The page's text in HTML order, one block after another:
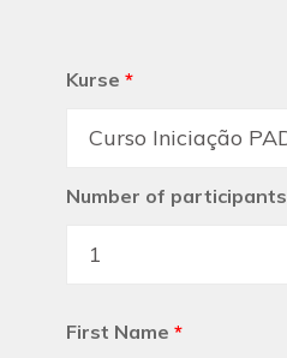
Kurse *
Number of participants
First Name *